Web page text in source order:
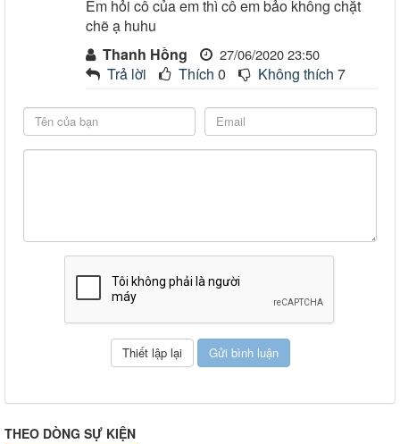
Em hỏi cô của em thì cô em bảo không chặt
chẽ ạ huhu
Thanh Hồng
27/06/2020 23:50
Trả lời Thích 0 Không thích 7
THEO DÒNG SỰ KIỆN